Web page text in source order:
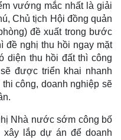
vướng mắc nhất là giải
Chủ tịch Hội đồng quản
đề xuất trong bước
đề nghị thu hồi ngay mặt
diện thu hồi đất thì công
được triển khai nhanh
công, doanh nghiệp sẽ
Nhà nước sớm công bố
lắp dự án để doanh